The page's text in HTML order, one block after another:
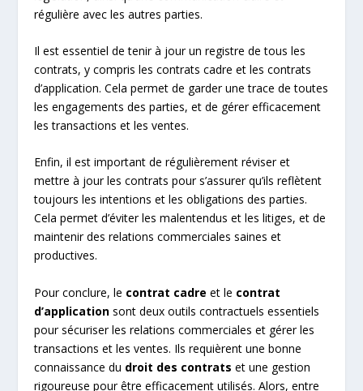
régulière avec les autres parties.
Il est essentiel de tenir à jour un registre de tous les
contrats, y compris les contrats cadre et les contrats
d’application. Cela permet de garder une trace de toutes
les engagements des parties, et de gérer efficacement
les transactions et les ventes.
Enfin, il est important de régulièrement réviser et
mettre à jour les contrats pour s’assurer qu’ils reflètent
toujours les intentions et les obligations des parties.
Cela permet d’éviter les malentendus et les litiges, et de
maintenir des relations commerciales saines et
productives.
Pour conclure, le contrat cadre et le contrat
d’application sont deux outils contractuels essentiels
pour sécuriser les relations commerciales et gérer les
transactions et les ventes. Ils requièrent une bonne
connaissance du droit des contrats et une gestion
rigoureuse pour être efficacement utilisés. Alors, entre